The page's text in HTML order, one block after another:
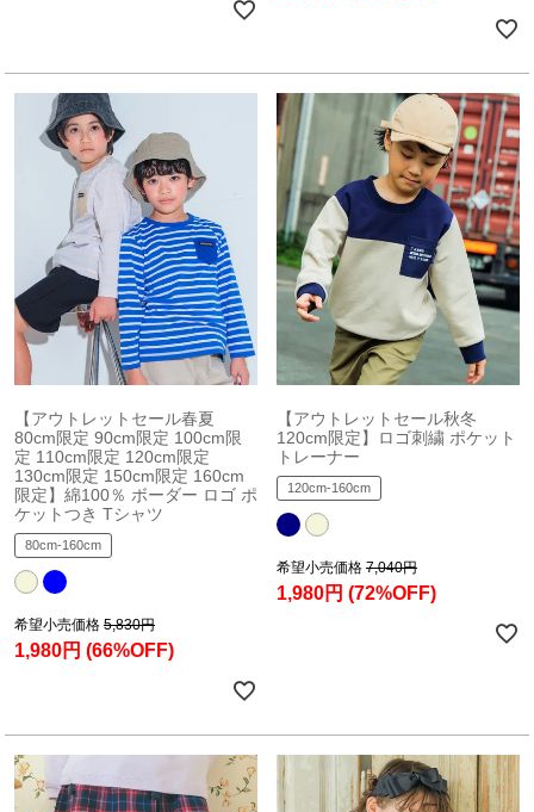
【アウトレットセール春夏
80cm限定 90cm限定 100cm限
定 110cm限定 120cm限定
130cm限定 150cm限定 160cm
限定】綿100％ ボーダー ロゴ ポ
ケットつき Tシャツ
80cm-160cm
希望小売価格 5,830円
1,980円 (66%OFF)
【アウトレットセール秋冬
120cm限定】ロゴ刺繍 ポケット
トレーナー
120cm-160cm
希望小売価格 7,040円
1,980円 (72%OFF)